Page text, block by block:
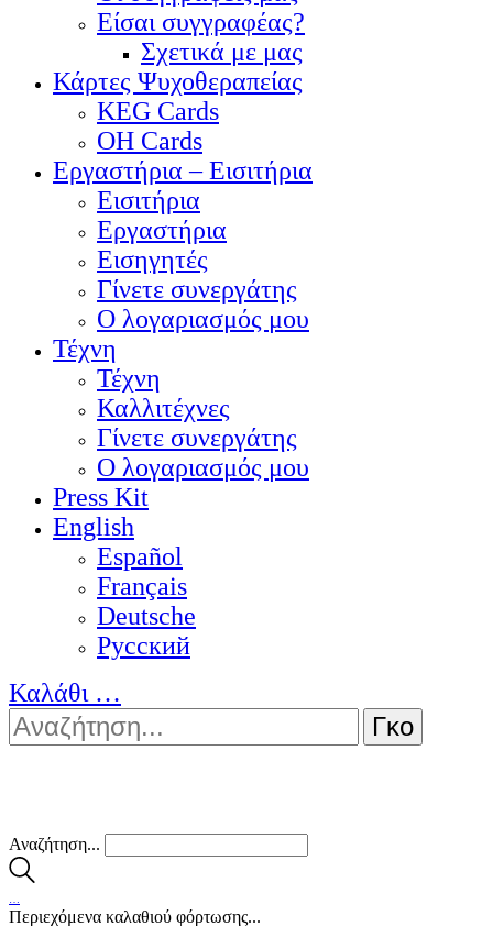
Είσαι συγγραφέας?
Σχετικά με μας
Κάρτες Ψυχοθεραπείας
KEG Cards
OH Cards
Εργαστήρια – Εισιτήρια
Εισιτήρια
Εργαστήρια
Εισηγητές
Γίνετε συνεργάτης
Ο λογαριασμός μου
Τέχνη
Τέχνη
Καλλιτέχνες
Γίνετε συνεργάτης
Ο λογαριασμός μου
Press Kit
English
Español
Français
Deutsche
Pусский
Καλάθι …
Αναζήτηση...
Περιεχόμενα καλαθιού φόρτωσης...